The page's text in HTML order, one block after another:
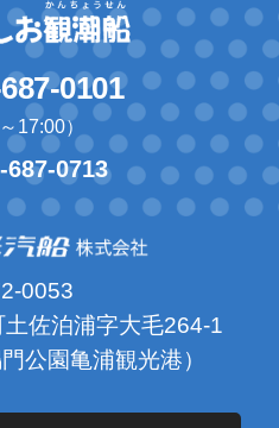
0101
17:00）
0713
0053
佐泊浦字大毛264-1
公園亀浦観光港）